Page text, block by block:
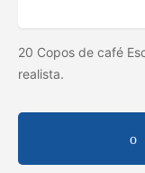
20 Copos de café
realista.